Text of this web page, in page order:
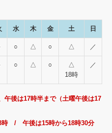
水 木 金 土 日
○ △ ○ △ ／
○ △ ○
△
18時
／
午後は17時半まで（土曜午後は17
時 / 午後は15時から18時30分